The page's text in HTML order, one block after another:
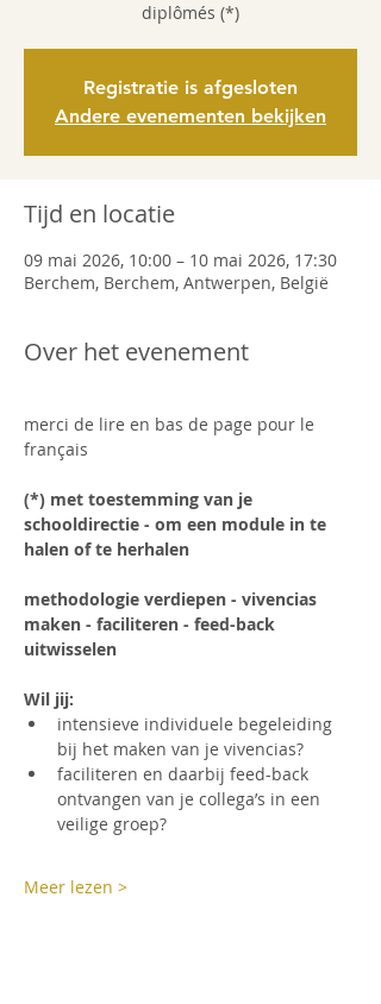
diplômés (*)
Registratie is afgesloten
Andere evenementen bekijken
Tijd en locatie
09 mai 2026, 10:00 – 10 mai 2026, 17:30
Berchem, Berchem, Antwerpen, België
Over het evenement
merci de lire en bas de page pour le
français
(*) met toestemming van je
schooldirectie - om een module in te
halen of te herhalen
methodologie verdiepen - vivencias
maken - faciliteren - feed-back
uitwisselen
Wil jij:
intensieve individuele begeleiding
bij het maken van je vivencias?
faciliteren en daarbij feed-back
ontvangen van je collega’s in een
veilige groep?
Meer lezen >